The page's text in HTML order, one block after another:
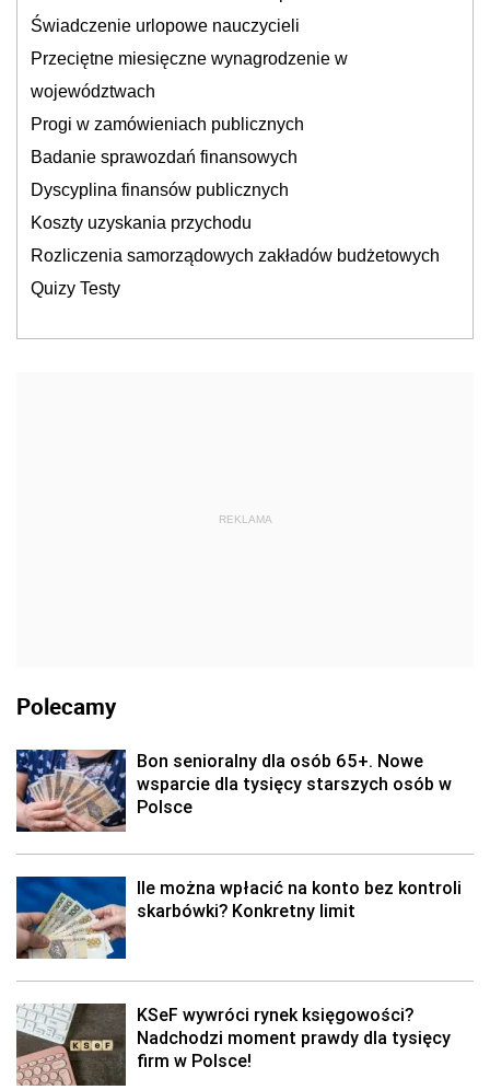
Świadczenie urlopowe nauczycieli
Przeciętne miesięczne wynagrodzenie w
województwach
Progi w zamówieniach publicznych
Badanie sprawozdań finansowych
Dyscyplina finansów publicznych
Koszty uzyskania przychodu
Rozliczenia samorządowych zakładów budżetowych
Quizy Testy
REKLAMA
Polecamy
Bon senioralny dla osób 65+. Nowe
wsparcie dla tysięcy starszych osób w
Polsce
Ile można wpłacić na konto bez kontroli
skarbówki? Konkretny limit
KSeF wywróci rynek księgowości?
Nadchodzi moment prawdy dla tysięcy
firm w Polsce!